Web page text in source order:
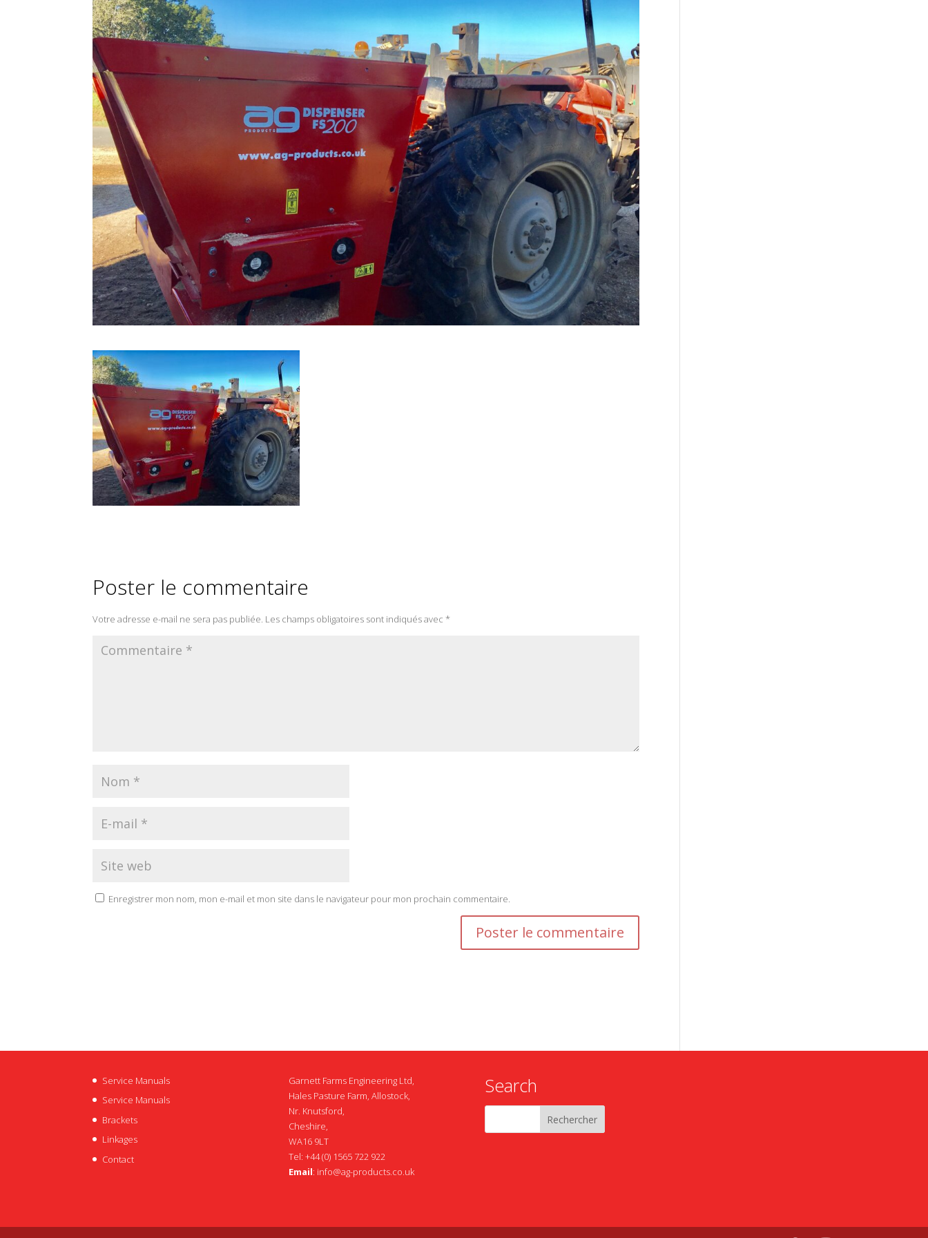
Poster le commentaire
Votre adresse e-mail ne sera pas publiée. Les champs obligatoires sont indiqués avec*
Enregistrer mon nom, mon e-mail et mon site dans le navigateur pour mon prochain commentaire.
Service Manuals
Service Manuals
Brackets
Linkages
Contact
Garnett Farms Engineering Ltd,
Hales Pasture Farm, Allostock,
Nr. Knutsford,
Cheshire,
WA16 9LT
Tel: +44 (0) 1565 722 922
Email: info@ag-products.co.uk
Search